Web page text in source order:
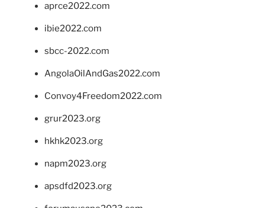
aprce2022.com
ibie2022.com
sbcc-2022.com
AngolaOilAndGas2022.com
Convoy4Freedom2022.com
grur2023.org
hkhk2023.org
napm2023.org
apsdfd2023.org